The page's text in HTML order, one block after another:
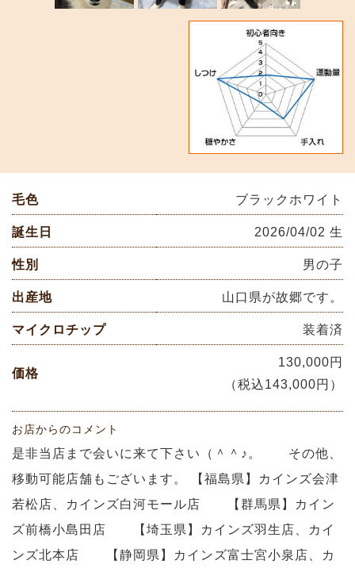
毛色 ブラックホワイト
誕生日 2026/04/02 生
性別 男の子
出産地 山口県が故郷です。
マイクロチップ 装着済
価格
130,000円
（税込143,000円）
お店からのコメント
是非当店まで会いに来て下さい（＾＾♪。 その他、
移動可能店舗もございます。 【福島県】カインズ会津
若松店、カインズ白河モール店 【群馬県】カイン
ズ前橋小島田店 【埼玉県】カインズ羽生店、カイ
ンズ北本店 【静岡県】カインズ富士宮小泉店、カ